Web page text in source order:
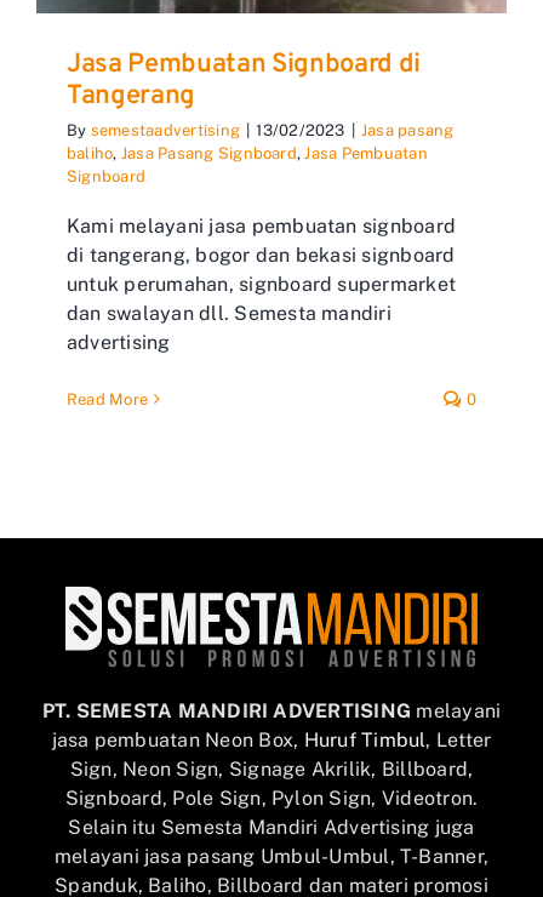
Jasa Pembuatan Signboard di
Tangerang
By semestaadvertising 13/02/2023
Jasa pasang
baliho, Jasa Pasang Signboard, Jasa Pembuatan
Signboard
Kami melayani jasa pembuatan signboard
di tangerang, bogor dan bekasi signboard
untuk perumahan, signboard supermarket
dan swalayan dll. Semesta mandiri
advertising
Read More 0
PT. SEMESTA MANDIRI ADVERTISING melayani
jasa pembuatan Neon Box, Huruf Timbul, Letter
Sign, Neon Sign, Signage Akrilik, Billboard,
Signboard, Pole Sign, Pylon Sign, Videotron.
Selain itu Semesta Mandiri Advertising juga
melayani jasa pasang Umbul-Umbul, T-Banner,
Spanduk, Baliho, Billboard dan materi promosi